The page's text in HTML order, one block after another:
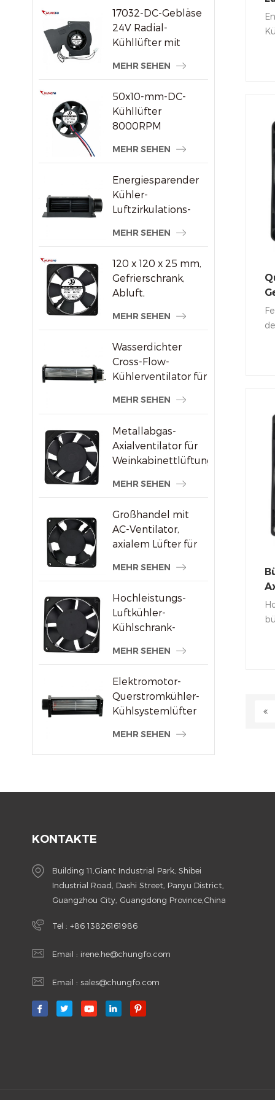
17032-DC-Gebläse
24V Radial-
Kühllüfter mit
Druck
MEHR SEHEN
50x10-mm-DC-
Kühllüfter
8000RPM
Bürstenloser
kleine
elektronische
Geräte
MEHR SEHEN
Energiesparender
Kühler-
Luftzirkulations-
aus Kunststoff
MEHR SEHEN
120 x 120 x 25 mm,
Gefrierschrank,
Abluft,
Axialventilator
MEHR SEHEN
Wasserdichter
Cross-Flow-
Kühlerventilator für
MEHR SEHEN
Metallabgas-
Axialventilator für
Weinkabinettlüftung
MEHR SEHEN
Großhandel mit
AC-Ventilator,
axialem Lüfter für
MEHR SEHEN
Hochleistungs-
Luftkühler-
Kühlschrank-
x 120 x 38 mm
MEHR SEHEN
Elektromotor-
Querstromkühler-
Kühlsystemlüfter
MEHR SEHEN
KONTAKTE
Building 11,Giant Industrial Park, Shibei
Industrial Road, Dashi Street, Panyu District,
Guangzhou City, Guangdong Province,China
Tel : +86 13826161986
Email : irene.he@chungfo.com
Email : sales@chungfo.com